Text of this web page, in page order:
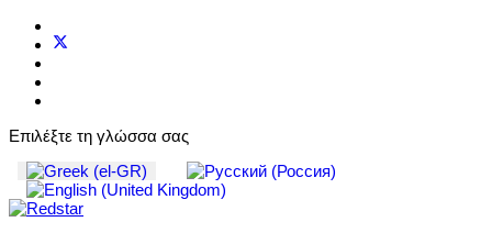
Επιλέξτε τη γλώσσα σας